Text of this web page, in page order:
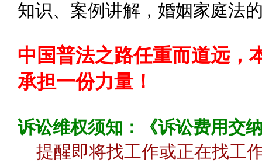
知识、案例讲解，婚姻家庭法
中国普法之路任重而道远，
承担一份力量！
诉讼维权须知：《诉讼费用交
提醒即将找工作或正在找工